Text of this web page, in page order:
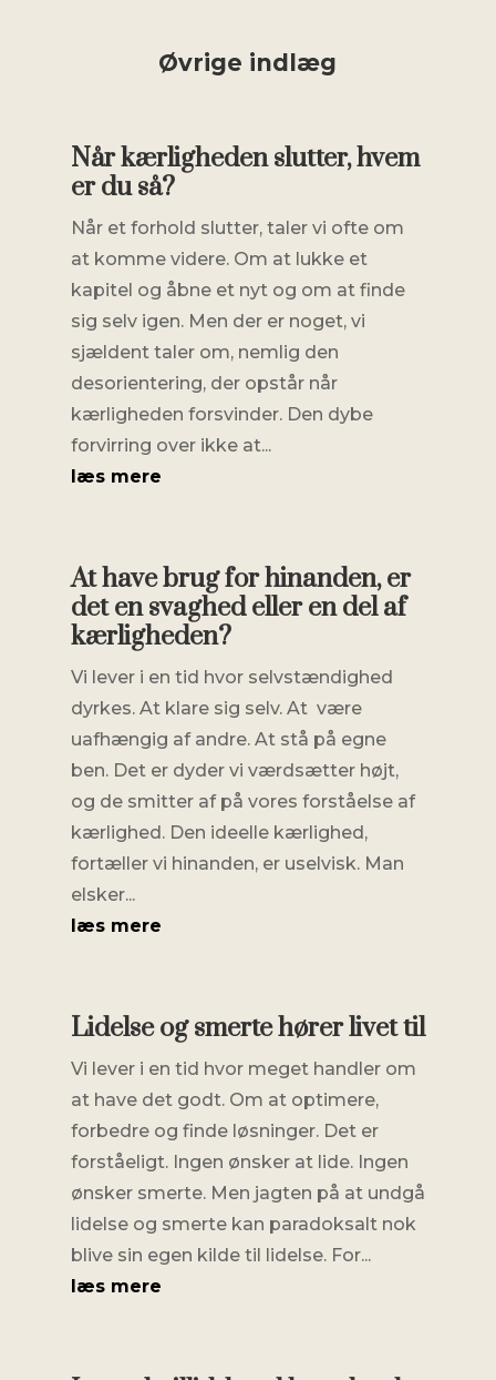
Øvrige indlæg
Når kærligheden slutter, hvem
er du så?
Når et forhold slutter, taler vi ofte om
at komme videre. Om at lukke et
kapitel og åbne et nyt og om at finde
sig selv igen. Men der er noget, vi
sjældent taler om, nemlig den
desorientering, der opstår når
kærligheden forsvinder. Den dybe
forvirring over ikke at...
læs mere
At have brug for hinanden, er
det en svaghed eller en del af
kærligheden?
Vi lever i en tid hvor selvstændighed
dyrkes. At klare sig selv. At være
uafhængig af andre. At stå på egne
ben. Det er dyder vi værdsætter højt,
og de smitter af på vores forståelse af
kærlighed. Den ideelle kærlighed,
fortæller vi hinanden, er uselvisk. Man
elsker...
læs mere
Lidelse og smerte hører livet til
Vi lever i en tid hvor meget handler om
at have det godt. Om at optimere,
forbedre og finde løsninger. Det er
forståeligt. Ingen ønsker at lide. Ingen
ønsker smerte. Men jagten på at undgå
lidelse og smerte kan paradoksalt nok
blive sin egen kilde til lidelse. For...
læs mere